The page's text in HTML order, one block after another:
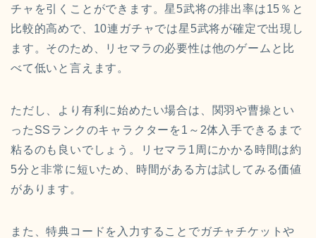
チャを引くことができます。星5武将の排出率は15％と
比較的高めで、10連ガチャでは星5武将が確定で出現し
ます。そのため、リセマラの必要性は他のゲームと比
べて低いと言えます。
ただし、より有利に始めたい場合は、関羽や曹操とい
ったSSランクのキャラクターを1～2体入手できるまで
粘るのも良いでしょう。リセマラ1周にかかる時間は約
5分と非常に短いため、時間がある方は試してみる価値
があります。
また、特典コードを入力することでガチャチケットや